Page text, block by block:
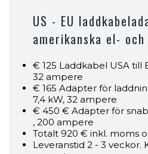
US - EU
amerikanska el-
€ 125 Laddkabel USA till
32 ampere
€ 165 Adapter för
7,4 kW, 32 ampere
€ 450 € Adapter för
, 200 ampere
Totalt 920 € inkl. moms
Leveranstid 2 - 3 veckor.